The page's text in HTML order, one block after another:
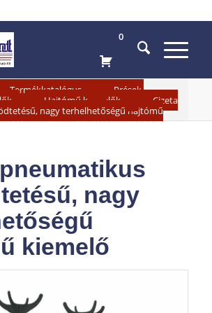
0
Termékkatalógus
Prések,
» Hajtómű kiemelők
Cizeta
nagy terhelhetőségű hajtómű
nagy
kiemelő